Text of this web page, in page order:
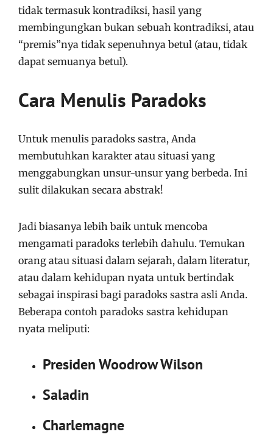
tidak termasuk kontradiksi, hasil yang
membingungkan bukan sebuah kontradiksi, atau
“premis”nya tidak sepenuhnya betul (atau, tidak
dapat semuanya betul).
Cara Menulis Paradoks
Untuk menulis paradoks sastra, Anda
membutuhkan karakter atau situasi yang
menggabungkan unsur-unsur yang berbeda. Ini
sulit dilakukan secara abstrak!
Jadi biasanya lebih baik untuk mencoba
mengamati paradoks terlebih dahulu. Temukan
orang atau situasi dalam sejarah, dalam literatur,
atau dalam kehidupan nyata untuk bertindak
sebagai inspirasi bagi paradoks sastra asli Anda.
Beberapa contoh paradoks sastra kehidupan
nyata meliputi:
Presiden Woodrow Wilson
Saladin
Charlemagne